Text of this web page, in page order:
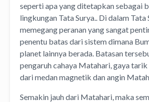
seperti apa yang ditetapkan sebagai
lingkungan Tata Surya.. Di dalam
memegang peranan yang sangat
penentu batas dari sistem dimana
planet lainnya berada. Batasan
pengaruh cahaya Matahari, gaya
dari medan magnetik dan angin
Semakin jauh dari Matahari, maka